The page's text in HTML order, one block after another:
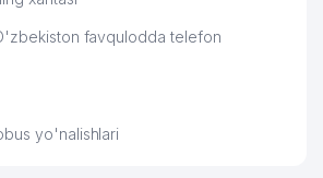
favqulodda telefon
yo'nalishlari